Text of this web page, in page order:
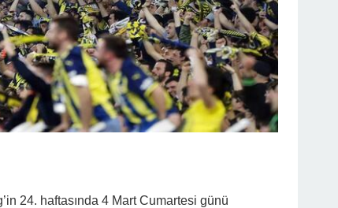
24. haftasında 4 Mart Cumartesi günü